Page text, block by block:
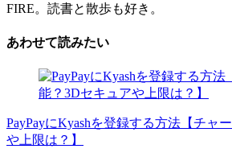
FIRE。読書と散歩も好き。
あわせて読みたい
PayPayにKyashを登録する方法【チャ
や上限は？】